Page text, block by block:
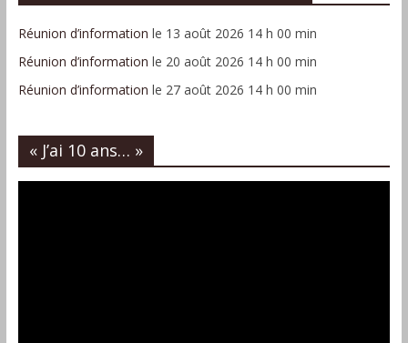
Réunion d’information le 13 août 2026 14 h 00 min
Réunion d’information le 20 août 2026 14 h 00 min
Réunion d’information le 27 août 2026 14 h 00 min
« J’ai 10 ans… »